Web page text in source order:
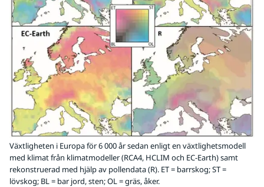
Växtligheten i Europa för 6 000 år sedan enligt en växtlighetsmodell
med klimat från klimatmodeller (RCA4, HCLIM och EC-Earth) samt
rekonstruerad med hjälp av pollendata (R). ET = barrskog; ST =
lövskog; BL = bar jord, sten; OL = gräs, åker.